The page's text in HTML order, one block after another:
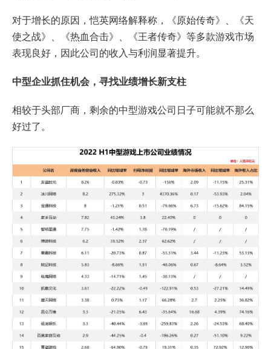
对于增长的原因，恺英网络解释称，《原始传奇》、《天
使之战》、《热血合击》、《王者传奇》等多款游戏市场
表现良好，因此公司的收入与利润显著提升。
中型企业抓住机会，寻找业绩增长新支柱
相较于头部厂商，剩余的中型游戏公司日子可能就不那么
好过了。